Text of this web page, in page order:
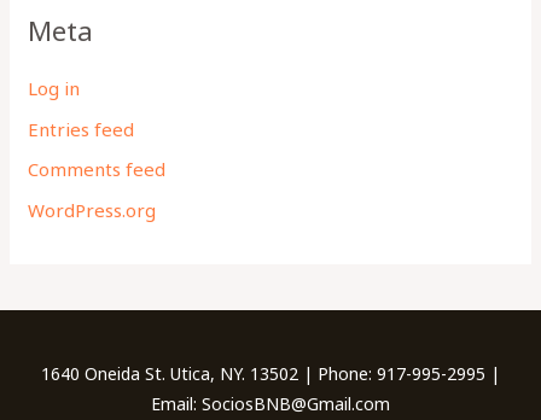
Meta
Log in
Entries feed
Comments feed
WordPress.org
1640 Oneida St. Utica, NY. 13502 | Phone: 917-995-2995 |
Email: SociosBNB@Gmail.com